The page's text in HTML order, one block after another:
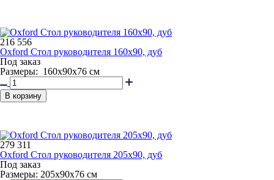
216 556
Oxford Стол руководителя 160x90, дуб
Под заказ
Размеры: 160x90x76 см
В корзину
279 311
Oxford Стол руководителя 205x90, дуб
Под заказ
Размеры: 205x90x76 см